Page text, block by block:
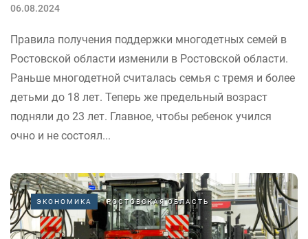
06.08.2024
Правила получения поддержки многодетных семей в
Ростовской области изменили в Ростовской области.
Раньше многодетной считалась семья с тремя и более
детьми до 18 лет. Теперь же предельный возраст
подняли до 23 лет. Главное, чтобы ребенок учился
очно и не состоял...
ЭКОНОМИКА РОСТОВСКАЯ ОБЛАСТЬ